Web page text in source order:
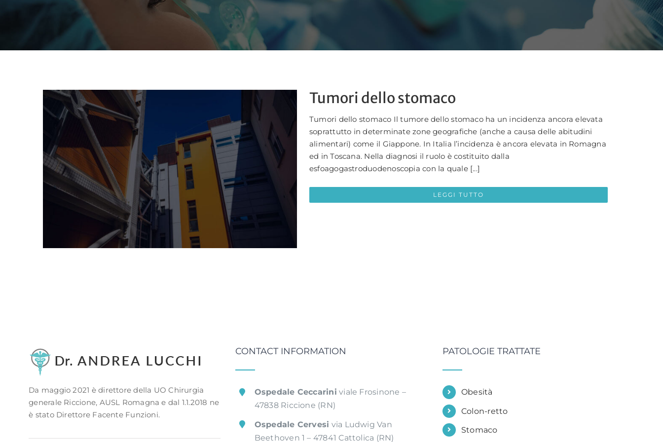
Tumori dello stomaco
Tumori dello stomaco Il tumore dello stomaco ha un incidenza ancora elevata
soprattutto in determinate zone geografiche (anche a causa delle abitudini
alimentari) come il Giappone. In Italia l’incidenza è ancora elevata in Romagna
ed in Toscana. Nella diagnosi il ruolo è costituito dalla
esfoagogastroduodenoscopia con la quale [...]
LEGGI TUTTO
Da maggio 2021 è direttore della UO Chirurgia
generale Riccione, AUSL Romagna e dal 1.1.2018 ne
è stato Direttore Facente Funzioni.
CONTACT INFORMATION
Ospedale Ceccarini viale Frosinone –
47838 Riccione (RN)
Ospedale Cervesi via Ludwig Van
Beethoven 1 – 47841 Cattolica (RN)
PATOLOGIE TRATTATE
Obesità
Colon-retto
Stomaco